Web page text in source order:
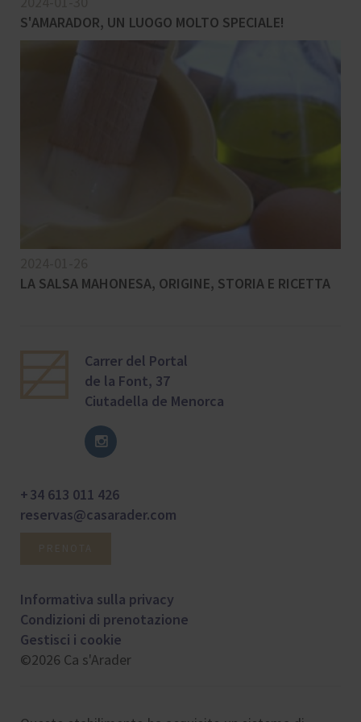
S'AMARADOR, UN LUOGO MOLTO SPECIALE!
LA SALSA MAHONESA, ORIGINE, STORIA E RICETTA
Carrer del Portal
de la Font, 37
Ciutadella de Menorca
+ 34 613 011 426
reservas@casarader.com
Informativa sulla privacy
Condizioni di prenotazione
Gestisci i cookie
©2026 Ca s'Arader